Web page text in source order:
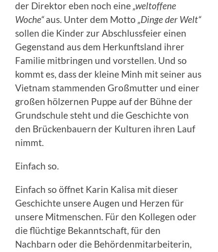
der Direktor eben noch eine„weltoffene
Woche“aus. Unter dem Motto„Dinge der Welt“
sollen die Kinder zur Abschlussfeier einen
Gegenstand aus dem Herkunftsland ihrer
Familie mitbringen und vorstellen. Und so
kommt es, dass der kleine Minh mit seiner aus
Vietnam stammenden Großmutter und einer
großen hölzernen Puppe auf der Bühne der
Grundschule steht und die Geschichte von
den Brückenbauern der Kulturen ihren Lauf
nimmt.
Einfach so.
Einfach so öffnet Karin Kalisa mit dieser
Geschichte unsere Augen und Herzen für
unsere Mitmenschen. Für den Kollegen oder
die flüchtige Bekanntschaft, für den
Nachbarn oder die Behördenmitarbeiterin,